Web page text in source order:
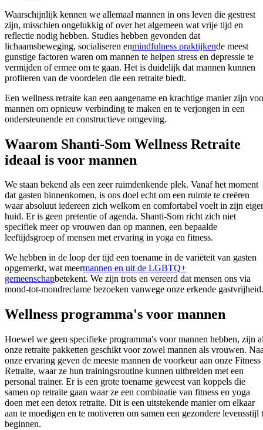
Waarschijnlijk kennen we allemaal mannen in ons leven die gestrest
zijn, misschien ongelukkig of over het algemeen wat vrije tijd en
reflectie nodig hebben. Studies hebben gevonden dat
lichaamsbeweging, socialiseren enmindfulness praktijkende meest
gunstige factoren waren om mannen te helpen stress en depressie te
vermijden of ermee om te gaan. Het is duidelijk dat mannen kunnen
profiteren van de voordelen die een retraite biedt.
Een wellness retraite kan een aangename en krachtige manier zijn
mannen om opnieuw verbinding te maken en te verjongen in een
ondersteunende en constructieve omgeving.
Waarom Shanti-Som Wellness Retraite
ideaal is voor mannen
We staan bekend als een zeer ruimdenkende plek. Vanaf het moment
dat gasten binnenkomen, is ons doel echt om een ruimte te creëren
waar absoluut iedereen zich welkom en comfortabel voelt in zijn
huid. Er is geen pretentie of agenda. Shanti-Som richt zich niet
specifiek meer op vrouwen dan op mannen, een bepaalde
leeftijdsgroep of mensen met ervaring in yoga en fitness.
We hebben in de loop der tijd een toename in de variëteit van gasten
opgemerkt, wat meermannen en uit de LGBTQ+
gemeenschapbetekent. We zijn trots en vereerd dat mensen ons via
mond-tot-mondreclame bezoeken vanwege onze erkende gastvrijheid.
Wellness programma's voor mannen
Hoewel we geen specifieke programma's voor mannen hebben, zijn
onze retraite pakketten geschikt voor zowel mannen als vrouwen.
onze ervaring geven de meeste mannen de voorkeur aan onze Fitness
Retraite, waar ze hun trainingsroutine kunnen uitbreiden met een
personal trainer. Er is een grote toename geweest van koppels die
samen op retraite gaan waar ze een combinatie van fitness en yoga
doen met een detox retraite. Dit is een uitstekende manier om elkaar
aan te moedigen en te motiveren om samen een gezondere levensstijl
beginnen.